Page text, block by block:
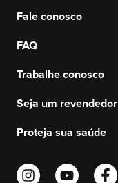
Fale conosco
FAQ
Trabalhe conosco
Seja um revendedor
Proteja sua saúde